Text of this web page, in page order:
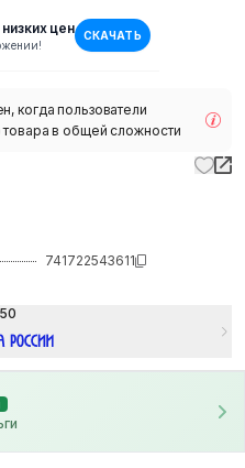
цен СКАЧАТЬ
когда пользователи
товара в общей сложности
741722543611